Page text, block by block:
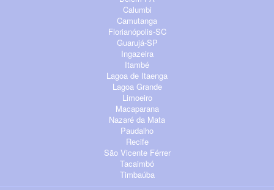
Calumbi
Camutanga
Florianópolis-SC
Guarujá-SP
Ingazeira
Itambé
Lagoa de Itaenga
Lagoa Grande
Limoeiro
Macaparana
Nazaré da Mata
Paudalho
Recife
São Vicente Férrer
Tacaimbó
Timbaúba